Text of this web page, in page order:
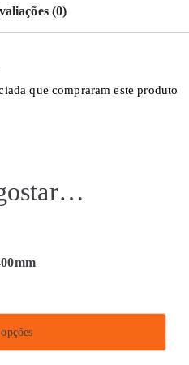
(0)
que compraram este produto